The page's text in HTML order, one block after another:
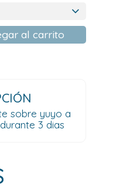
precios:
desde
al carrito
sobre yuyo a
3 dias